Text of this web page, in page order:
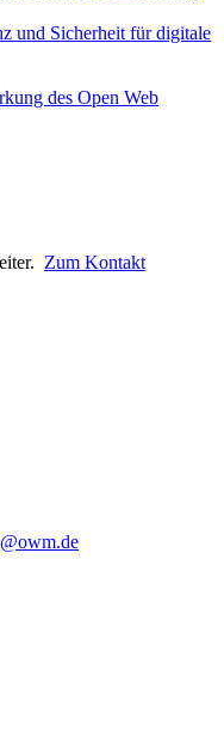
und Sicherheit für digitale
des Open Web
Zum Kontakt
owm.de